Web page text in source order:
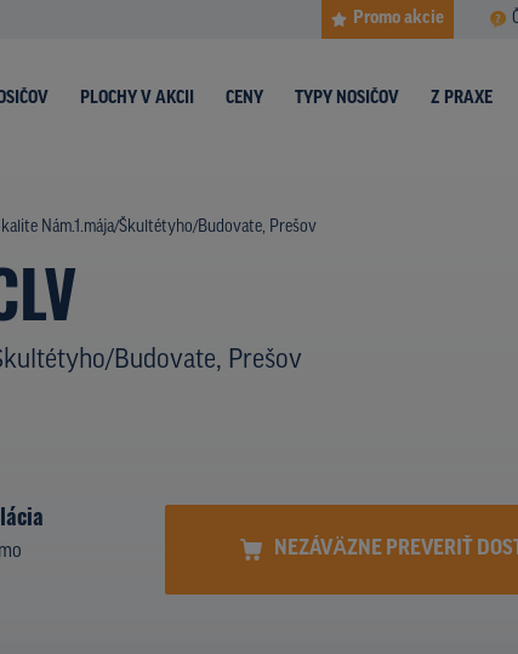
Promo akcie
PLOCHY V AKCII CENY TYPY NOSIČOV Z PRAXE
Nám.1.mája/Škultétyho/Budovate, Prešov
Budovate, Prešov
NEZÁVÄZNE PREVERIŤ